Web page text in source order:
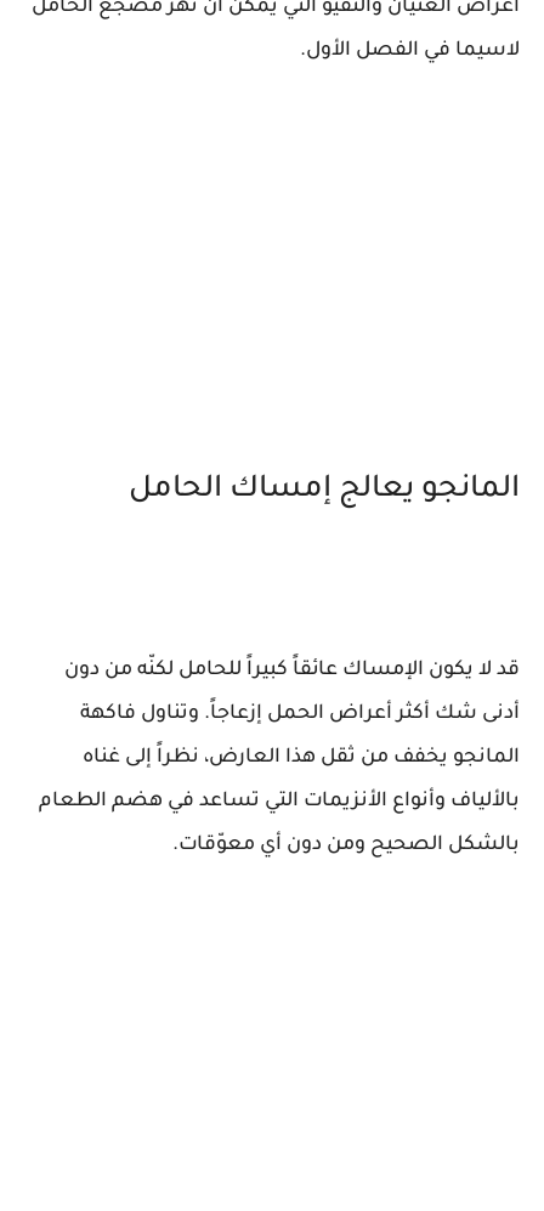
أعراض الغثيان والتقيؤ التي يمكن أن تهزّ مضجع الحامل
لاسيما في الفصل الأول.
المانجو يعالج إمساك الحامل
قد لا يكون الإمساك عائقاً كبيراً للحامل لكنّه من دون
أدنى شك أكثر أعراض الحمل إزعاجاً. وتناول فاكهة
المانجو يخفف من ثقل هذا العارض، نظراً إلى غناه
بالألياف وأنواع الأنزيمات التي تساعد في هضم الطعام
بالشكل الصحيح ومن دون أي معوّقات.